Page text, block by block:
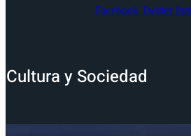
Facebook Twitter
Cultura y Sociedad